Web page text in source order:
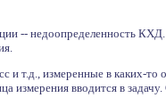
-- недоопределенность
и т.д., измеренные в каких-
измерения вводится в